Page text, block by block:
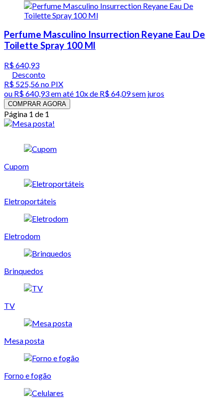
Perfume Masculino Insurrection Reyane Eau De
Toilette Spray 100 Ml
R$ 640,93
Desconto
R$ 525,56no PIX
ou R$ 640,93em até 10x de R$ 64,09 sem juros
COMPRAR AGORA
Página 1 de 1
Cupom
Eletroportáteis
Eletrodom
Brinquedos
TV
Mesa posta
Forno e fogão